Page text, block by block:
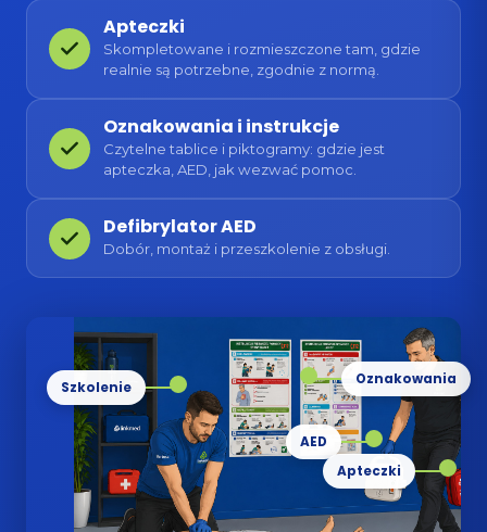
Apteczki
Skompletowane i rozmieszczone tam, gdzie
realnie są potrzebne, zgodnie z normą.
Oznakowania i instrukcje
Czytelne tablice i piktogramy: gdzie jest
apteczka, AED, jak wezwać pomoc.
Defibrylator AED
Dobór, montaż i przeszkolenie z obsługi.
Oznakowania
Szkolenie
AED
Apteczki